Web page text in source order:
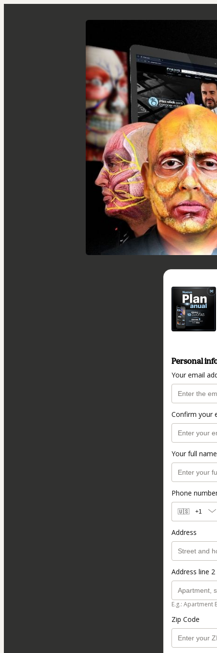
Personal
Your email
Confirm your
Your full name
Phone
🇺🇸 +1
Address
Address line
E.g.: Apartment
Zip Code